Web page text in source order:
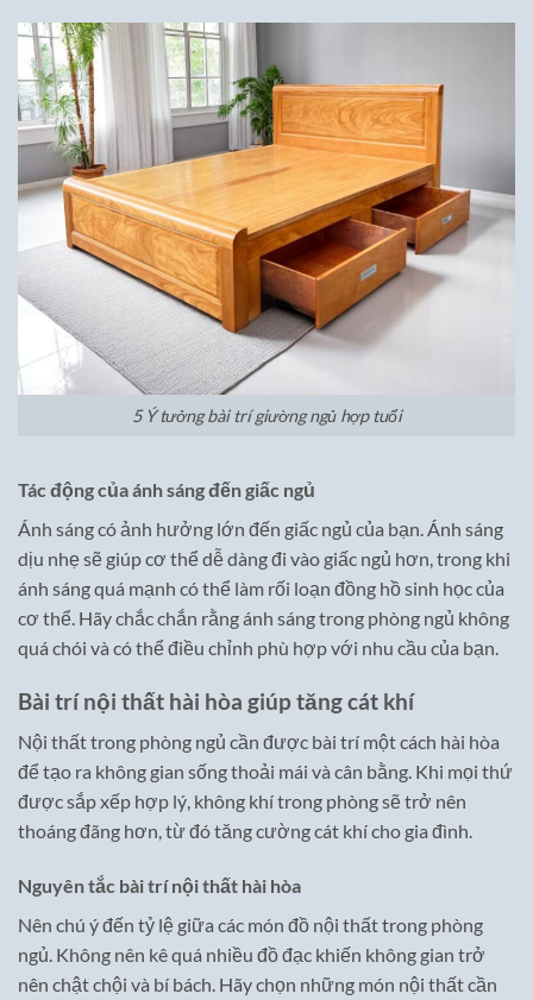
5 Ý tưởng bài trí giường ngủ hợp tuổi
Tác động của ánh sáng đến giấc ngủ
Ánh sáng có ảnh hưởng lớn đến giấc ngủ của bạn. Ánh sáng
dịu nhẹ sẽ giúp cơ thể dễ dàng đi vào giấc ngủ hơn, trong khi
ánh sáng quá mạnh có thể làm rối loạn đồng hồ sinh học của
cơ thể. Hãy chắc chắn rằng ánh sáng trong phòng ngủ không
quá chói và có thể điều chỉnh phù hợp với nhu cầu của bạn.
Bài trí nội thất hài hòa giúp tăng cát khí
Nội thất trong phòng ngủ cần được bài trí một cách hài hòa
để tạo ra không gian sống thoải mái và cân bằng. Khi mọi thứ
được sắp xếp hợp lý, không khí trong phòng sẽ trở nên
thoáng đãng hơn, từ đó tăng cường cát khí cho gia đình.
Nguyên tắc bài trí nội thất hài hòa
Nên chú ý đến tỷ lệ giữa các món đồ nội thất trong phòng
ngủ. Không nên kê quá nhiều đồ đạc khiến không gian trở
nên chật chội và bí bách. Hãy chọn những món nội thất cần